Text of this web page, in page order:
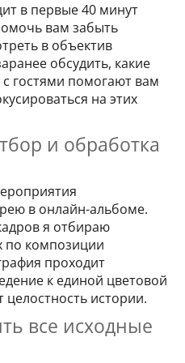
в первые 40 минут
вам забыть
в объектив
обсудить, какие
гостями помогают вам
на этих
и обработка
в онлайн-альбоме.
я отбираю
по композиции
проходит
к единой цветовой
целостность истории.
все исходные